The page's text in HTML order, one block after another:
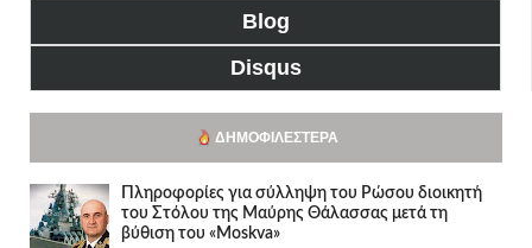
Blog
Disqus
ΔΗΜΟΦΙΛΈΣΤΕΡΑ
Πληροφορίες για σύλληψη του Ρώσου διοικητή
του Στόλου της Mαύρης Θάλασσας μετά τη
βύθιση του «Moskva»